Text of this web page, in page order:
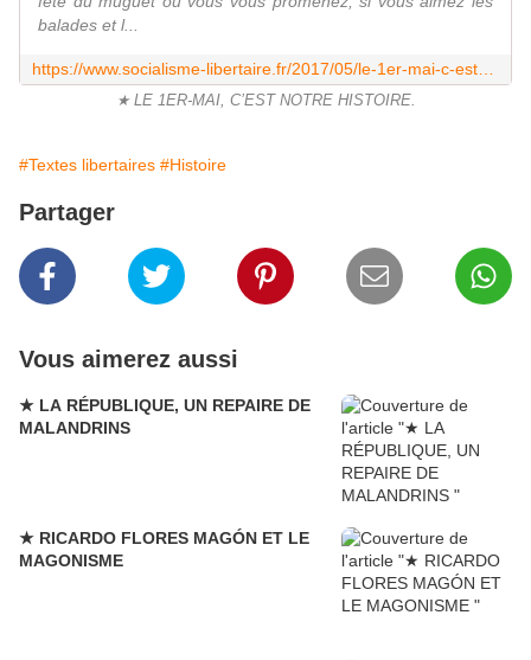
balades et l...
★ LE 1ER-MAI, C’EST NOTRE HISTOIRE.
#Textes libertaires #Histoire
Partager
Vous aimerez aussi
★ LA RÉPUBLIQUE, UN REPAIRE DE
MALANDRINS
★ RICARDO FLORES MAGÓN ET LE
MAGONISME